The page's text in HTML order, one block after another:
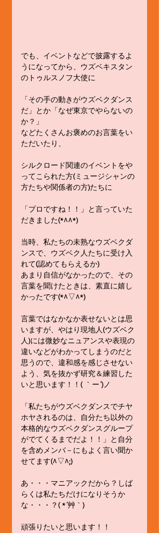
でも、イベントなどで披露するよ
うになってから、ウズベキスタン
のトゥルスノフ大使に
「その手の動きがウズベクダンス
だ」とか「なぜ東京でやらないの
か？」
などたくさんお褒めのお言葉をい
ただいたり、
シルクロード関連のイベントをや
ってこられた方(ミュージシャンの
方たちや関係者の方)たちに
「プロですね！！」と言っていた
だきました(*^^*)
当時、私たちの未熟なウズベクダ
ンスで、ウズベク人たちに受け入
れて(認めてもらえるか)
あまり自信がなかったので、その
言葉を聞けたときは、素直に嬉し
かったです(*^▽^*)
言葉ではなかなか表せないとは思
いますが、やはり現地人(ウズベク
人)には微妙なニュアンスや表現の
違いなどがわかってしまうのだと
思うので、違和感を感じさせない
よう、気を抜かず研究＆練習した
いと思います！！( ｀ー´)ノ
「私たちがウズベクダンスでチヤ
ホヤされるのは、自分たち以外の
本格的なウズベクダンスグループ
がでてくるまでだよ！！」と自分
を含めメンバ－にもよく言い聞か
せてます(^▽^;)
あ・・・マニアックだから？しば
らくは私たちだけになりそうか
な・・・？( *´艸｀)
頑張りたいと思います！！